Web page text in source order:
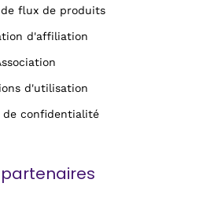
de flux de produits
d'affiliation
d'utilisation
de confidentialité